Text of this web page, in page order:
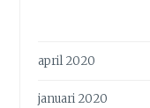
april 2020
januari 2020